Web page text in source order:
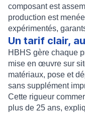
composant est
production est
expérimentés,
Un tarif clair,
HBHS gère chaque
mise en œuvre sur
matériaux, pose et
sans supplément
Cette rigueur
plus de 25 ans,